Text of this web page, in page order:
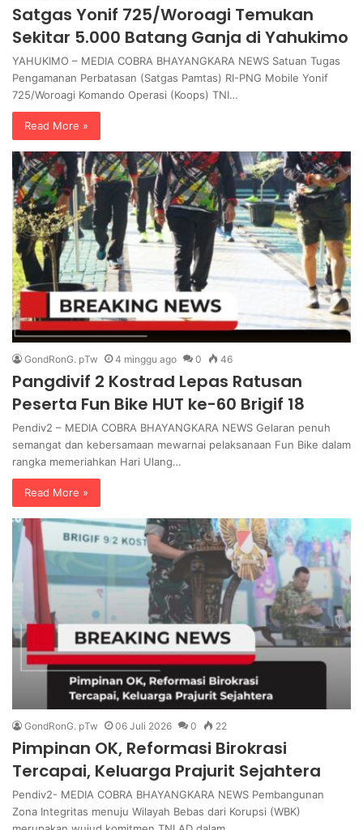
Satgas Yonif 725/Woroagi Temukan
Sekitar 5.000 Batang Ganja di Yahukimo
YAHUKIMO – MEDIA COBRA BHAYANGKARA NEWS Satuan Tugas
Pengamanan Perbatasan (Satgas Pamtas) RI-PNG Mobile Yonif
725/Woroagi Komando Operasi (Koops) TNI…
Read More »
GondRonG. pTw 4 minggu ago 0 46
Pangdivif 2 Kostrad Lepas Ratusan
Peserta Fun Bike HUT ke-60 Brigif 18
Pendiv2 – MEDIA COBRA BHAYANGKARA NEWS Gelaran penuh
semangat dan kebersamaan mewarnai pelaksanaan Fun Bike dalam
rangka memeriahkan Hari Ulang…
Read More »
GondRonG. pTw 06 Juli 2026 0 22
Pimpinan OK, Reformasi Birokrasi
Tercapai, Keluarga Prajurit Sejahtera
Pendiv2- MEDIA COBRA BHAYANGKARA NEWS Pembangunan
Zona Integritas menuju Wilayah Bebas dari Korupsi (WBK)